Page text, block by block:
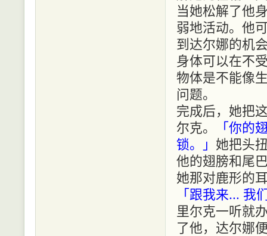
当她松解了他
弱地活动。他
到达尔娜的机
身体可以在不
物体是不能像
问题。
完成后，她把
尔克。
「你的
锁。」 她把头
他的翅膀和尾
她那对鹿形的
「跟我来… 我
里尔克一听就
了他，达尔娜